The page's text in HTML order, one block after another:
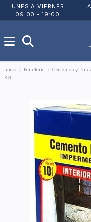
LUNES A VIERNES:
09:00 - 19:00
Inicio Ferretería Cementos y
KG